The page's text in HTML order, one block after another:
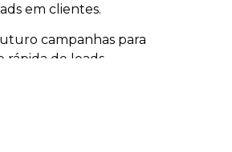
em clientes.
campanhas para
rápida de leads